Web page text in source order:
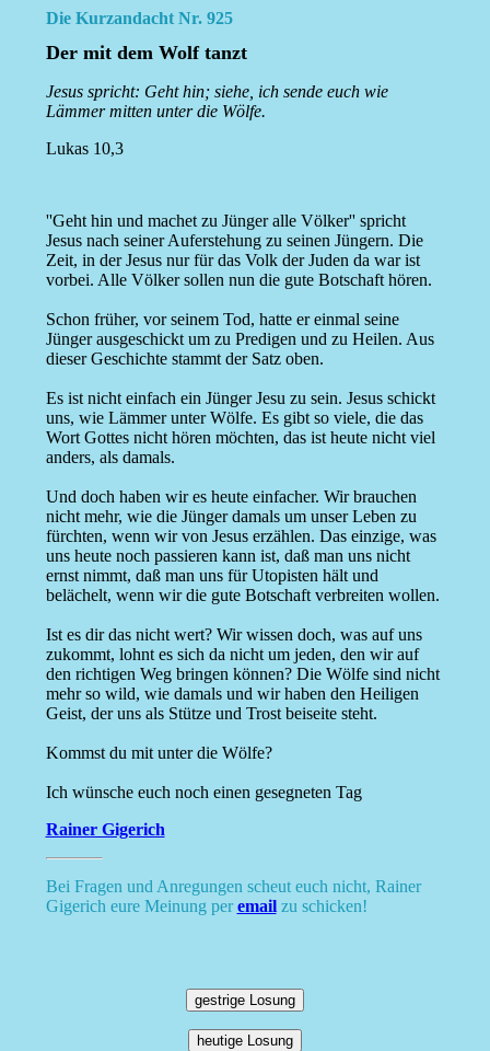
Die Kurzandacht Nr. 925
Der mit dem Wolf tanzt
Jesus spricht: Geht hin; siehe, ich sende euch wie
Lämmer mitten unter die Wölfe.
Lukas 10,3
''Geht hin und machet zu Jünger alle Völker'' spricht
Jesus nach seiner Auferstehung zu seinen Jüngern. Die
Zeit, in der Jesus nur für das Volk der Juden da war ist
vorbei. Alle Völker sollen nun die gute Botschaft hören.
Schon früher, vor seinem Tod, hatte er einmal seine
Jünger ausgeschickt um zu Predigen und zu Heilen. Aus
dieser Geschichte stammt der Satz oben.
Es ist nicht einfach ein Jünger Jesu zu sein. Jesus schickt
uns, wie Lämmer unter Wölfe. Es gibt so viele, die das
Wort Gottes nicht hören möchten, das ist heute nicht viel
anders, als damals.
Und doch haben wir es heute einfacher. Wir brauchen
nicht mehr, wie die Jünger damals um unser Leben zu
fürchten, wenn wir von Jesus erzählen. Das einzige, was
uns heute noch passieren kann ist, daß man uns nicht
ernst nimmt, daß man uns für Utopisten hält und
belächelt, wenn wir die gute Botschaft verbreiten wollen.
Ist es dir das nicht wert? Wir wissen doch, was auf uns
zukommt, lohnt es sich da nicht um jeden, den wir auf
den richtigen Weg bringen können? Die Wölfe sind nicht
mehr so wild, wie damals und wir haben den Heiligen
Geist, der uns als Stütze und Trost beiseite steht.
Kommst du mit unter die Wölfe?
Ich wünsche euch noch einen gesegneten Tag
Rainer Gigerich
Bei Fragen und Anregungen scheut euch nicht, Rainer
Gigerich eure Meinung peremailzu schicken!
gestrige Losung
heutige Losung